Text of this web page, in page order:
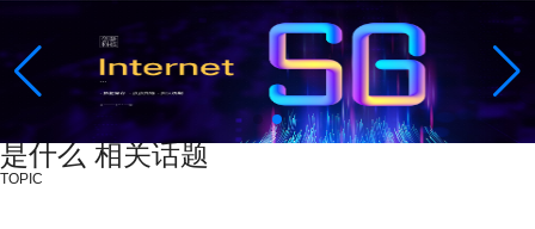
是什么 相关话题
TOPIC